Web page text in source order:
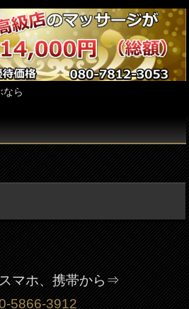
なら
マホ、携帯から⇒
5866-3912